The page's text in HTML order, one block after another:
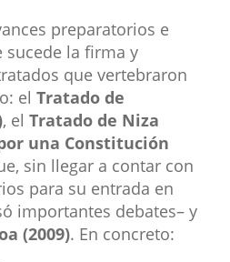
preparatorios e
sucede la firma y
que vertebraron
el Tratado de
, el Tratado de Niza
una Constitución
sin llegar a contar con
para su entrada en
importantes debates– y
(2009). En concreto: